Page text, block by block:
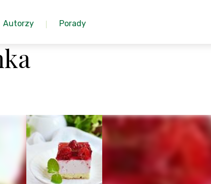
Autorzy Porady